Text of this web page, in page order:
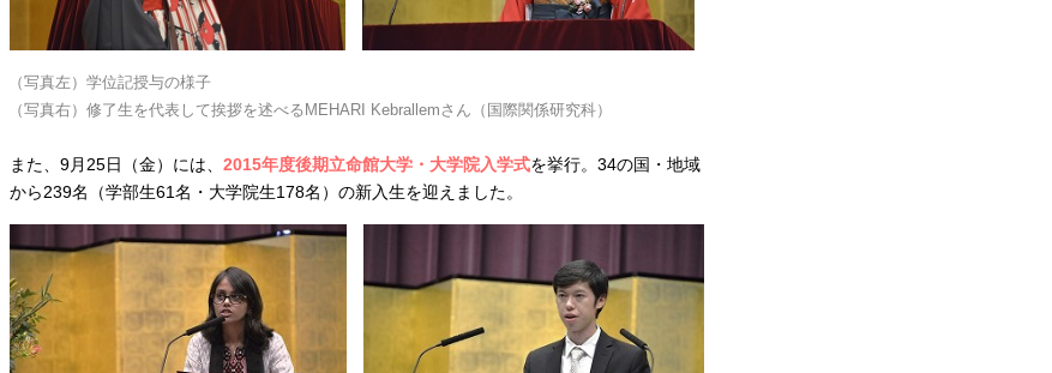
（写真左）学位記授与の様子
（写真右）修了生を代表して挨拶を述べるMEHARI Kebrallemさん（国際関係研究科）
また、9月25日（金）には、 2015年度後期立命館大学・大学院入学式を挙行。34の国・地域
から239名（学部生61名・大学院生178名）の新入生を迎えました。